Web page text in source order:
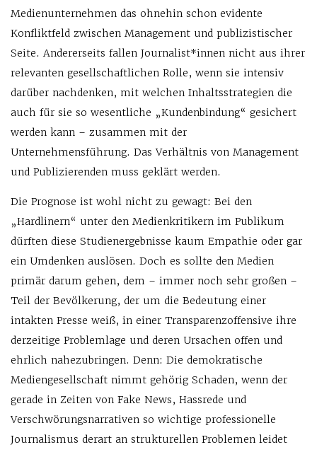
Medienunternehmen das ohnehin schon evidente
Konfliktfeld zwischen Management und publizistischer
Seite. Andererseits fallen Journalist*innen nicht aus ihrer
relevanten gesellschaftlichen Rolle, wenn sie intensiv
darüber nachdenken, mit welchen Inhaltsstrategien die
auch für sie so wesentliche „Kundenbindung“ gesichert
werden kann – zusammen mit der
Unternehmensführung. Das Verhältnis von Management
und Publizierenden muss geklärt werden.
Die Prognose ist wohl nicht zu gewagt: Bei den
„Hardlinern“ unter den Medienkritikern im Publikum
dürften diese Studienergebnisse kaum Empathie oder gar
ein Umdenken auslösen. Doch es sollte den Medien
primär darum gehen, dem – immer noch sehr großen –
Teil der Bevölkerung, der um die Bedeutung einer
intakten Presse weiß, in einer Transparenzoffensive ihre
derzeitige Problemlage und deren Ursachen offen und
ehrlich nahezubringen. Denn: Die demokratische
Mediengesellschaft nimmt gehörig Schaden, wenn der
gerade in Zeiten von Fake News, Hassrede und
Verschwörungsnarrativen so wichtige professionelle
Journalismus derart an strukturellen Problemen leidet